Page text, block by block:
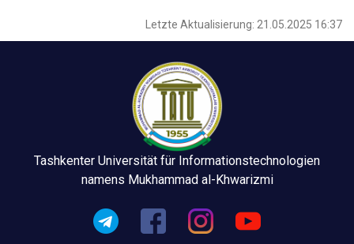
Letzte Aktualisierung: 21.05.2025 16:37
Tashkenter Universität für Informationstechnologien
namens Mukhammad al-Khwarizmi